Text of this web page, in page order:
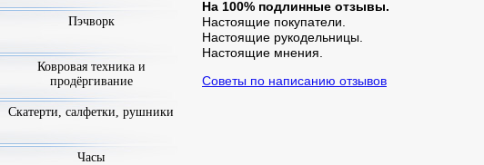
На 100% подлинные отзывы.
Настоящие покупатели.
Настоящие рукодельницы.
Настоящие мнения.
Советы по написанию отзывов
Пэчворк
Ковровая техника и
продёргивание
Скатерти, салфетки, рушники
Часы